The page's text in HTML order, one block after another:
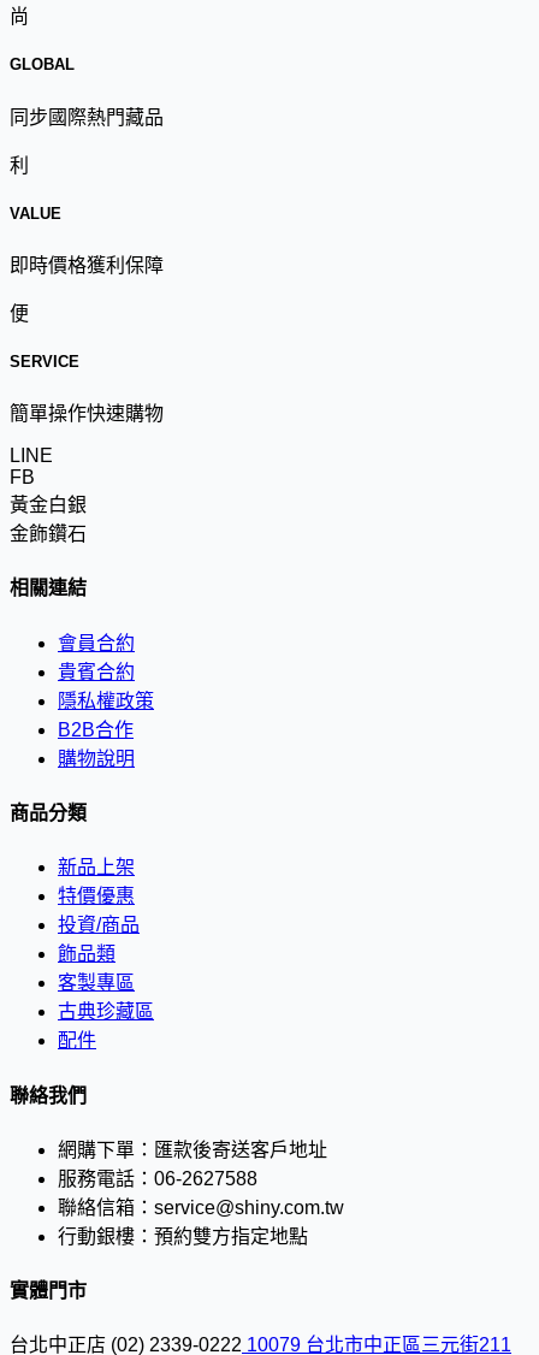
尚
GLOBAL
同步國際熱門藏品
利
VALUE
即時價格獲利保障
便
SERVICE
簡單操作快速購物
LINE
FB
黃金白銀
金飾鑽石
相關連結
會員合約
貴賓合約
隱私權政策
B2B合作
購物說明
商品分類
新品上架
特價優惠
投資/商品
飾品類
客製專區
古典珍藏區
配件
聯絡我們
網購下單： 匯款後寄送客戶地址
服務電話： 06-2627588
聯絡信箱： service@shiny.com.tw
行動銀樓： 預約雙方指定地點
實體門市
台北中正店 (02) 2339-0222 10079 台北市中正區三元街211